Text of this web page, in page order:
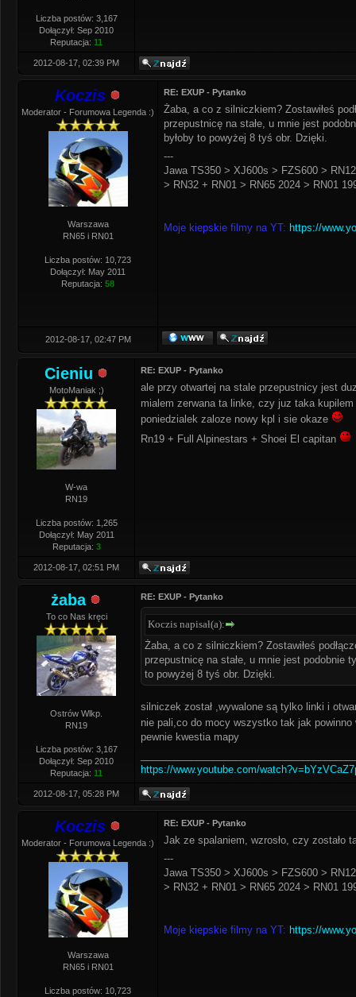
Liczba postów: 3,167
Dołączył: Sep 2010
Reputacja: 11
2012-08-17, 02:39 PM
Koczis
Moderator - Forumowa Legenda :)
Warszawa
RN65 i RN01
Liczba postów: 10,723
Dołączył: May 2011
Reputacja: 58
RE: EXUP - Pytanko
Żaba, a co z silniczkiem? Zostawiłeś
przepustnicę na stałe, u mnie jest
byłoby to powyżej 8 tyś obr. Dzięki.
---
Jawa TS350 > XJ600s > FZS600 >
> RN32 + RN01 > RN65 2024 > RN01
Moje kiepskie filmy na YT: https://
2012-08-17, 02:47 PM
Cieniu
MotoManiak ;)
W-wa
RN19
Liczba postów: 1,265
Dołączył: May 2011
Reputacja: 3
RE: EXUP - Pytanko
ale przy otwartej na stale przepustnicy jest
mialem zerwana ta linke, czy juz taka
poniedzialek zaloze nowy kpl i sie okaze
Rn19 + Full Alpinestars + Shoei El capitan
2012-08-17, 02:51 PM
żaba
To co Nas kręci
Ostrów Wlkp.
RN19
Liczba postów: 3,167
Dołączył: Sep 2010
Reputacja: 11
RE: EXUP - Pytanko
Koczis napisał(a):
Żaba, a co z silniczkiem? Zostawiłeś
przepustnicę na stałe, u mnie jest podobnie
to powyżej 8 tyś obr. Dzięki.
silniczek został ,wywalone są tylko linki i
nie pali,co do mocy wszystko tak jak
pewnie kwestia mapy
https://www.youtube.com/
2012-08-17, 05:28 PM
Koczis
Moderator - Forumowa Legenda :)
Warszawa
RN65 i RN01
Liczba postów: 10,723
RE: EXUP - Pytanko
Jak ze spalaniem, wzrosło, czy zostało
---
Jawa TS350 > XJ600s > FZS600 >
> RN32 + RN01 > RN65 2024 > RN01
Moje kiepskie filmy na YT: https://